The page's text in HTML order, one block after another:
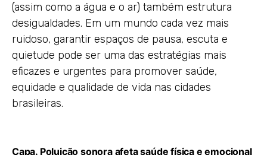
(assim como a água e o ar) também estrutura
desigualdades. Em um mundo cada vez mais
ruidoso, garantir espaços de pausa, escuta e
quietude pode ser uma das estratégias mais
eficazes e urgentes para promover saúde,
equidade e qualidade de vida nas cidades
brasileiras.
Capa. Poluição sonora afeta saúde física e emocional